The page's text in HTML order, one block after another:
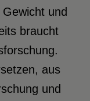
und
braucht
aus
und